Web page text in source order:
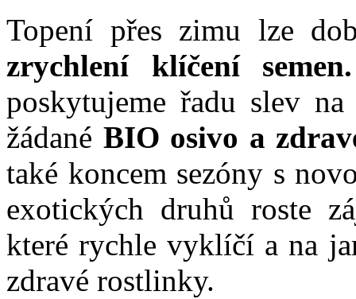
Topení přes zimu lze
zrychlení klíčení semen.
poskytujeme řadu slev
žádané BIO osivo a
také koncem sezóny s
exotických druhů roste
které rychle vyklíčí a na
zdravé rostlinky.